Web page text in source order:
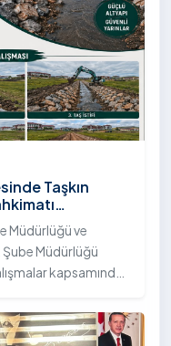
Taşkın
Müdürlüğü ve
Şube Müdürlüğü
kapsamında,
tamamlandı.